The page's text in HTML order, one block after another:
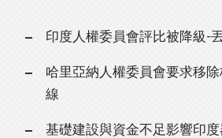
印度人權委員會評比被降級-
哈里亞納人權委員會要求移
線
基礎建設與資金不足影響印